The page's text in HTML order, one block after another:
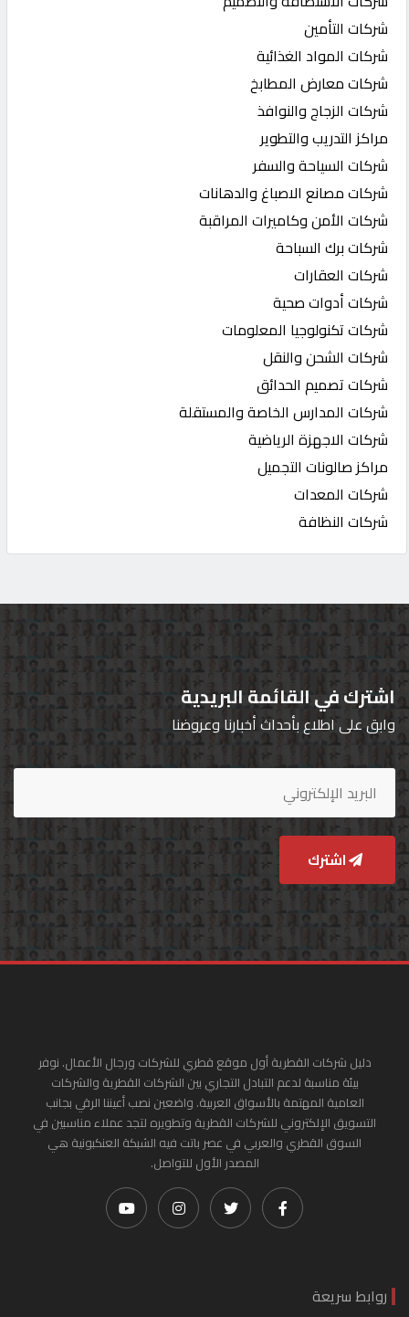
شركات التأمين
شركات المواد الغذائية
شركات معارض المطابخ
شركات الزجاج والنوافذ
مراكز التدريب والتطوير
شركات السياحة والسفر
شركات مصانع الاصباغ والدهانات
شركات الأمن وكاميرات المراقبة
شركات برك السباحة
شركات العقارات
شركات أدوات صحية
شركات تكنولوجيا المعلومات
شركات الشحن والنقل
شركات تصميم الحدائق
شركات المدارس الخاصة والمستقلة
شركات الاجهزة الرياضية
مراكز صالونات التجميل
شركات المعدات
شركات النظافة
اشترك في القائمة البريدية
وابق على اطلاع بأحداث أخبارنا وعروضنا
اشترك
دليل شركات القطرية أول موقع قطري للشركات ورجال الأعمال. نوفر
بيئة مناسبة لدعم التبادل التجاري بين الشركات القطرية والشركات
العامية المهتمة بالأسواق العربية. واضعين نصب أعيننا الرقي بجانب
التسويق الإلكتروني للشركات القطرية وتطويره لتجد عملاء مناسبين في
السوق القطري والعربي في عصر باتت فيه الشبكة العنكبونية هي
المصدر الأول للتواصل.
روابط سريعة